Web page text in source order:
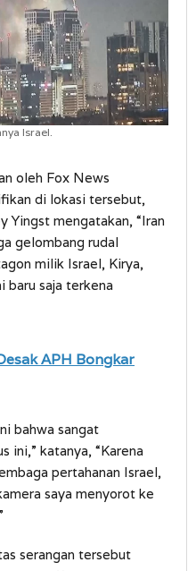
Israel.
oleh Fox News
di lokasi tersebut,
Yingst mengatakan, “Iran
gelombang rudal
milik Israel, Kirya,
baru saja terkena
APH Bongkar
bahwa sangat
ini,” katanya, “Karena
pertahanan Israel,
saya menyorot ke
serangan tersebut